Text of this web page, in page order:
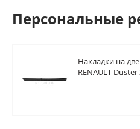
Персональные
Накладки на
RENAULT